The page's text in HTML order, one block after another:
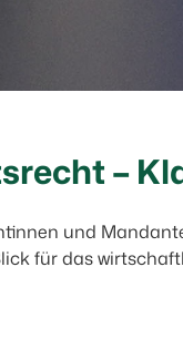
–
und
für das